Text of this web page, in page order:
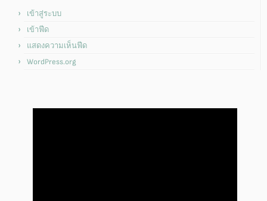
เข้าสู่ระบบ
เข้าฟีด
แสดงความเห็นฟีด
WordPress.org